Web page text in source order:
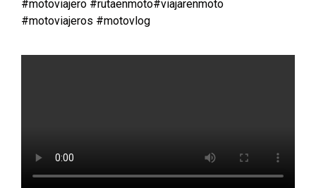
#motoviajero #rutaenmoto#viajarenmoto
#motoviajeros #motovlog